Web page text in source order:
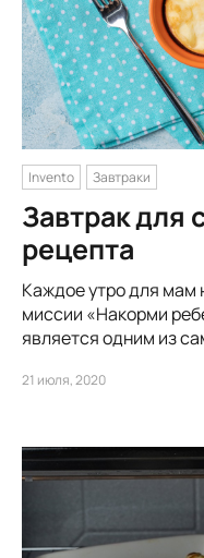
Invento Завтраки
Завтрак для
рецепта
Каждое утро для мам
миссии «Накорми
является одним из
21 июля, 2020